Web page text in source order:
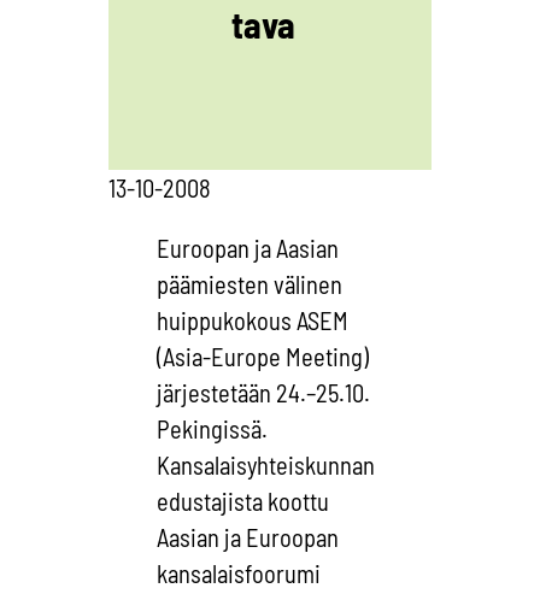
tava
13-10-2008
Euroopan ja Aasian
päämiesten välinen
huippukokous ASEM
(Asia-Europe Meeting)
järjestetään 24.–25.10.
Pekingissä.
Kansalaisyhteiskunnan
edustajista koottu
Aasian ja Euroopan
kansalaisfoorumi